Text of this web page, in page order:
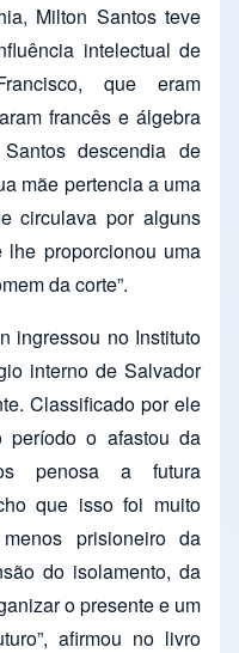
Milton Santos teve
intelectual de
que eram
francês e álgebra
descendia de
mãe pertencia a uma
circulava por alguns
proporcionou uma
da corte”.
ingressou no Instituto
interno de Salvador
Classificado por ele
período o afastou da
penosa a futura
que isso foi muito
prisioneiro da
do isolamento, da
o presente e um
afirmou no livro